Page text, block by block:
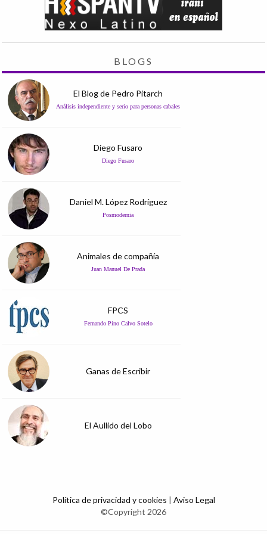
BLOGS
El Blog de Pedro Pitarch
Análisis independiente y serio para personas cabales
Diego Fusaro
Diego Fusaro
Daniel M. López Rodríguez
Posmodernia
Animales de compañía
Juan Manuel De Prada
FPCS
Fernando Pino Calvo Sotelo
Ganas de Escribir
El Aullido del Lobo
Política de privacidad y cookies | Aviso Legal
©Copyright 2026